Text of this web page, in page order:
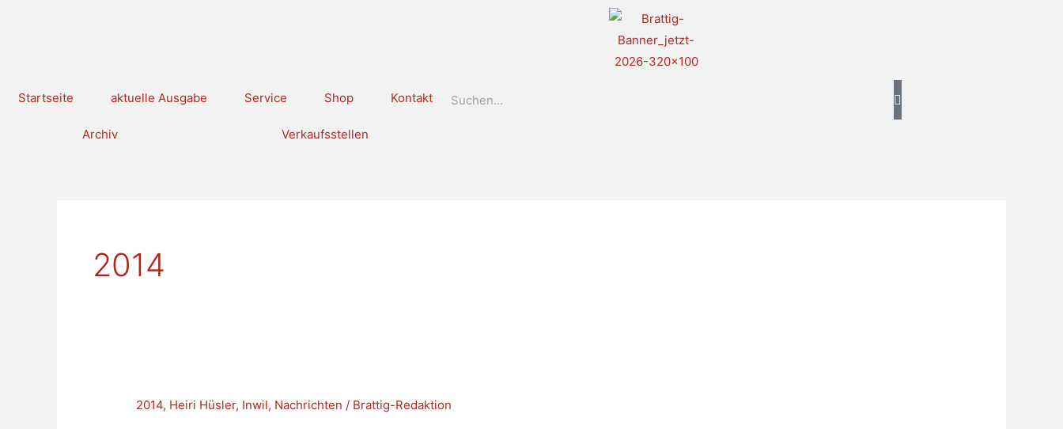
Startseite aktuelle Ausgabe Service Shop Kontakt
Archiv Verkaufsstellen
2014
2014, Heiri Hüsler, Inwil, Nachrichten / Brattig-Redaktion